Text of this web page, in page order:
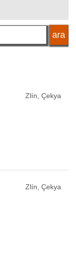
Zlín, Çekya
Zlín, Çekya